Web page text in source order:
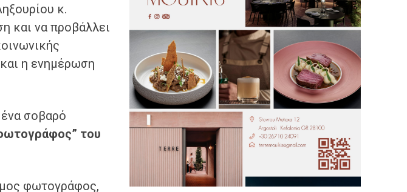
κ.
και να προβάλλει
η ενημέρωση
σοβαρό
του
φωτογράφος,